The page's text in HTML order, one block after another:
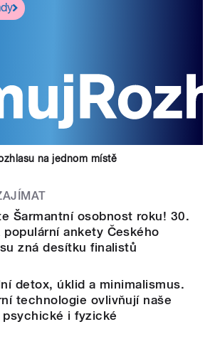
na jednom místě
Šarmantní osobnost roku! 30.
populární ankety Českého
zná desítku finalistů
detox, úklid a minimalismus.
technologie ovlivňují naše
psychické i fyzické